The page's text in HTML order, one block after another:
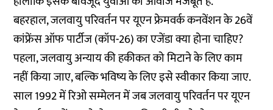
बहरहाल, जलवायु परिवर्तन पर यूएन फ्रेमवर्क कनवेंशन के 26वें
कांफ्रेंस ऑफ पार्टीज (कॉप-26) का एजेंडा क्या होना चाहिए?
पहला, जलवायु अन्याय की हकीकत को मिटाने के लिए काम
नहीं किया जाए, बल्कि भविष्य के लिए इसे स्वीकार किया जाए.
साल 1992 में रिओ सम्मेलन में जब जलवायु परिवर्तन पर यूएन